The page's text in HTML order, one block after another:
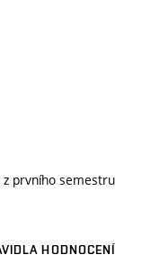
z prvního semestru
HODNOCENÍ